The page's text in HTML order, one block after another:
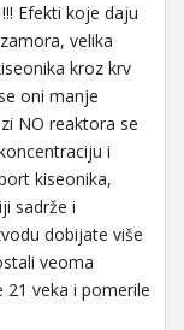
Efekti koje daju
velika
kroz krv
oni manje
NO reaktora se
i
kiseonika,
sadrže i
dobijate više
veoma
veka i pomerile